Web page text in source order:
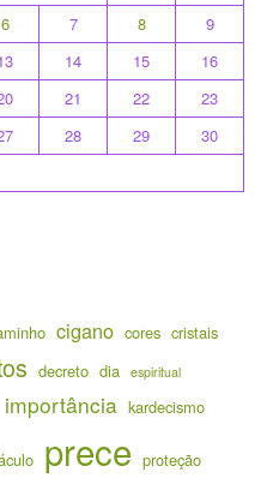
6 7 8
9
14 15
16
21 22
23
28 29
30
cigano cores cristais
decreto dia espiritual
importância kardecismo
prece proteção